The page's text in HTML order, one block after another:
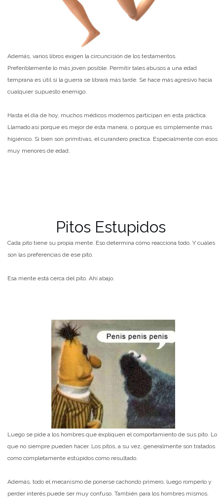
Además, varios libros exigen la circuncisión de los testamentos.
Preferiblemente lo más joven posible. Permitir tales abusos a una edad
temprana es útil si la guerra se librará más tarde. Se hace más agresivo hacia
cualquier supuesto enemigo.
Hasta el día de hoy, muchos médicos modernos participan en esta práctica.
Llamado así porque es mejor de esta manera, o porque es simplemente más
higiénico. Si bien son primitivas, el curandero practica. Especialmente con esos
muy menores de edad.
Pitos Estupidos
Cada pito tiene su propia mente. Eso determina cómo reacciona todo. Y cuáles
son las preferencias de ese pito.
Esa mente está cerca del pito. Ahí abajo.
Luego se pide a los hombres que expliquen el comportamiento de sus pito. Lo
que no siempre pueden hacer. Los pitos, a su vez, generalmente son tratados
como completamente estúpidos como resultado.
Además, todo el mecanismo de ponerse cachondo primero, luego romperlo y
perder interés puede ser muy confuso. También para los hombres mismos.